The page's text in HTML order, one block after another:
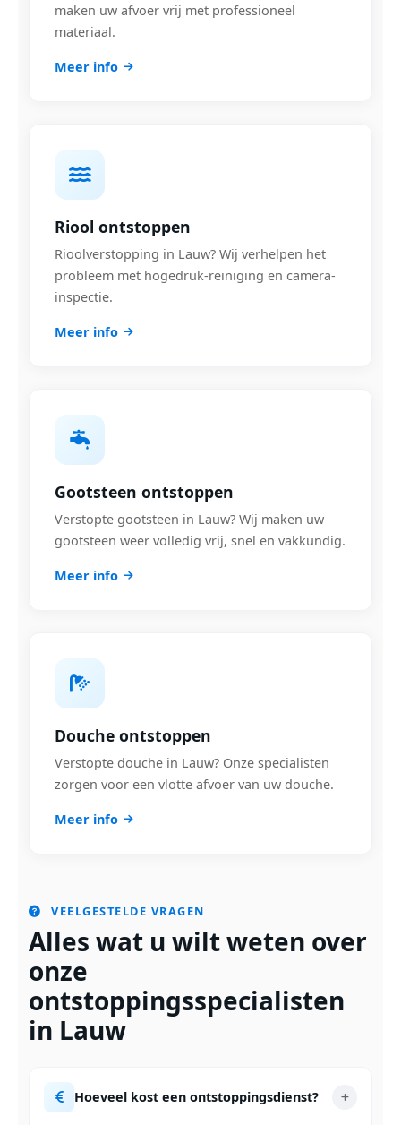
maken uw afvoer vrij met professioneel
materiaal.
Meer info
Riool ontstoppen
Rioolverstopping in Lauw? Wij verhelpen het
probleem met hogedruk-reiniging en camera-
inspectie.
Meer info
Gootsteen ontstoppen
Verstopte gootsteen in Lauw? Wij maken uw
gootsteen weer volledig vrij, snel en vakkundig.
Meer info
Douche ontstoppen
Verstopte douche in Lauw? Onze specialisten
zorgen voor een vlotte afvoer van uw douche.
Meer info
VEELGESTELDE VRAGEN
Alles wat u wilt weten over
onze
ontstoppingsspecialisten
in Lauw
Hoeveel kost een ontstoppingsdienst?